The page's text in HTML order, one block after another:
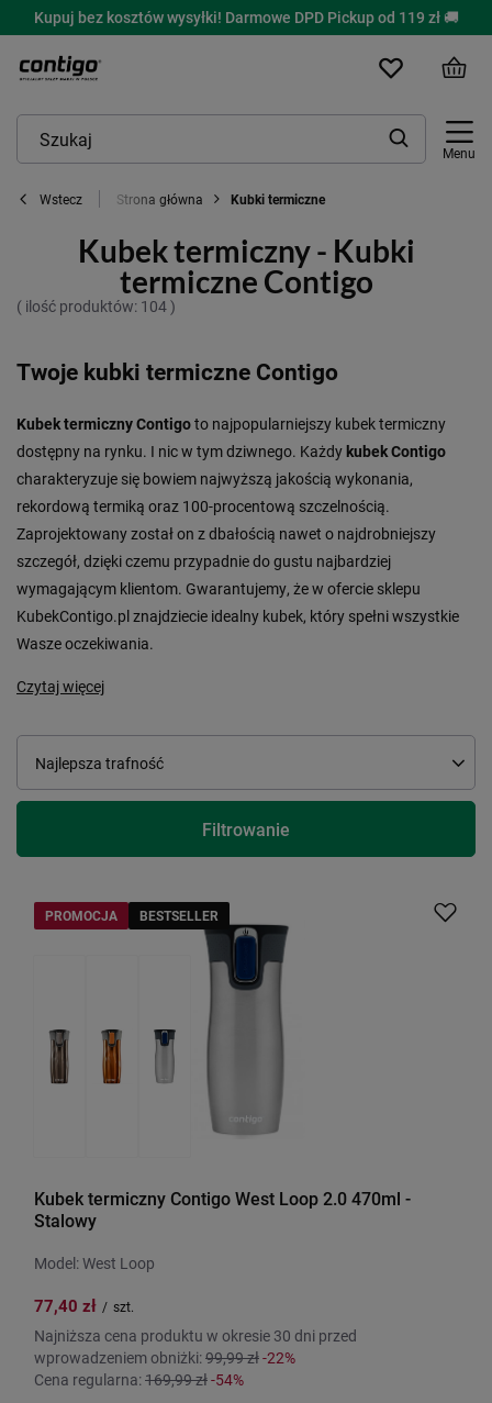
Kupuj bez kosztów wysyłki! Darmowe DPD Pickup od 119 zł 🚚
Menu
Wstecz Strona główna Kubki termiczne
Kubek termiczny - Kubki
termiczne Contigo
( ilość produktów: 104)
Twoje kubki termiczne Contigo
Kubek termiczny Contigoto najpopularniejszy kubek termiczny
dostępny na rynku. I nic w tym dziwnego. Każdykubek Contigo
charakteryzuje się bowiem najwyższą jakością wykonania,
rekordową termiką oraz 100-procentową szczelnością.
Zaprojektowany został on z dbałością nawet o najdrobniejszy
szczegół, dzięki czemu przypadnie do gustu najbardziej
wymagającym klientom. Gwarantujemy, że w ofercie sklepu
KubekContigo.pl znajdziecie idealny kubek, który spełni wszystkie
Wasze oczekiwania.
Czytaj więcej
Zmień sortowanie
Najlepsza trafność
Filtrowanie
PROMOCJA BESTSELLER
Kubek termiczny Contigo West Loop 2.0 470ml -
Stalowy
Model: West Loop
77,40 zł / szt.
Najniższa cena produktu w okresie 30 dni przed
wprowadzeniem obniżki:99,99 zł-22%
Cena regularna:169,99 zł-54%